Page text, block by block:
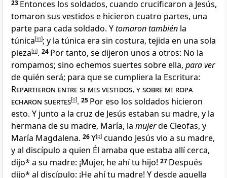
23 Entonces los soldados, cuando crucificaron a Jesús,
tomaron sus vestidos e hicieron cuatro partes, una
parte para cada soldado. Ytomaron también la
túnica[m]; y la túnica era sin costura, tejida en una sola
pieza[n]. 24 Por tanto, se dijeron unos a otros: No la
rompamos; sino echemos suertes sobre ella, para ver
de quién será; para que se cumpliera la Escritura:
Repartieron entre si mis vestidos, y sobre mi ropa
echaron suertes[o]. 25 Por eso los soldados hicieron
esto. Y junto a la cruz de Jesús estaban su madre, y la
hermana de su madre, María, la mujerde Cleofas, y
María Magdalena. 26Y[p] cuando Jesús vio a su madre,
y al discípulo a quien Él amaba que estaba allí cerca,
dijo* a su madre: ¡Mujer, he ahí tu hijo! 27 Después
dijo* al discípulo: ¡He ahí tu madre! Y desde aquella